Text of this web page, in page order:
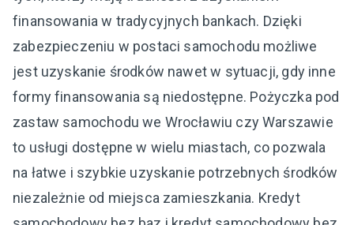
finansowania w tradycyjnych bankach. Dzięki
zabezpieczeniu w postaci samochodu możliwe
jest uzyskanie środków nawet w sytuacji, gdy inne
formy finansowania są niedostępne. Pożyczka pod
zastaw samochodu we Wrocławiu czy Warszawie
to usługi dostępne w wielu miastach, co pozwala
na łatwe i szybkie uzyskanie potrzebnych środków
niezależnie od miejsca zamieszkania. Kredyt